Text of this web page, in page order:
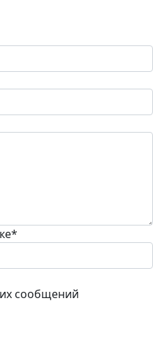
*
сообщений